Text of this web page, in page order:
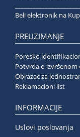
Beli elektronik na
PREUZIMANJE
Poresko
Potvrda o izvršenom
Obrazac za
Reklamacioni list
INFORMACIJE
Uslovi poslovanja